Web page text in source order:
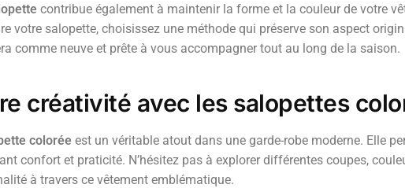
contribue également à maintenir la forme et la couleur de votre
votre salopette, choisissez une méthode qui préserve son aspect
comme neuve et prête à vous accompagner tout au long de la saison.
créativité avec les salopettes
colorée est un véritable atout dans une garde-robe moderne. Elle
confort et praticité. N’hésitez pas à explorer différentes coupes,
à travers ce vêtement emblématique.